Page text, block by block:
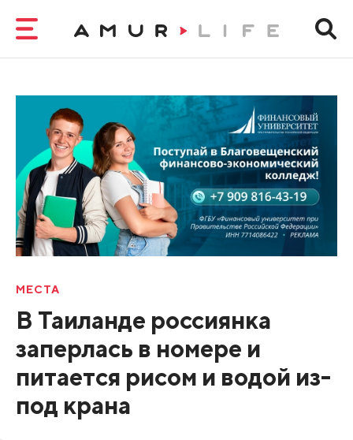
МЕСТА
В Таиланде россиянка
заперлась в номере и
питается рисом и водой из-
под крана